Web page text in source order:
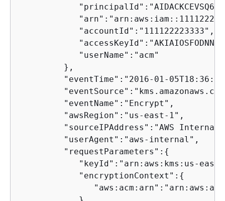
            "accountId":"111122223333",
            "userName":"acm"
         },
"eventTime":"2016-01-
         "eventName":"Encrypt",
         "awsRegion":"us-east-1",
"sourceIPAddress":"AWS
         "userAgent":"aws-internal",
         "requestParameters":
{
"keyId":"arn:aws:kms:us-
            "encryptionContext":
{